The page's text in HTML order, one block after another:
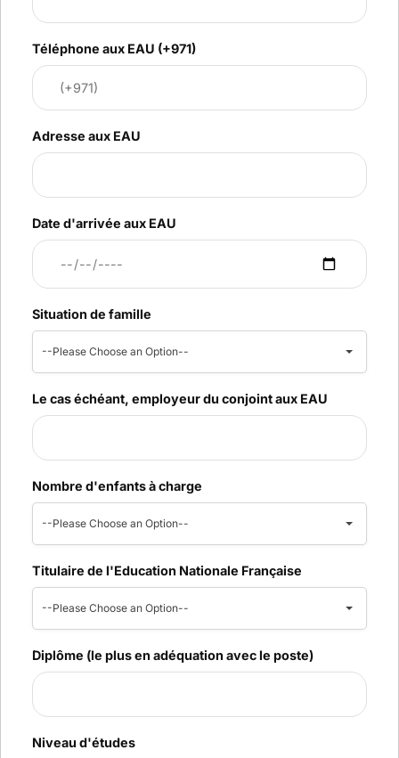
Téléphone aux EAU (+971)
Adresse aux EAU
Date d'arrivée aux EAU
Situation de famille
--Please Choose an Option--
Le cas échéant, employeur du conjoint aux EAU
Nombre d'enfants à charge
--Please Choose an Option--
Titulaire de l'Education Nationale Française
--Please Choose an Option--
Diplôme (le plus en adéquation avec le poste)
Niveau d'études